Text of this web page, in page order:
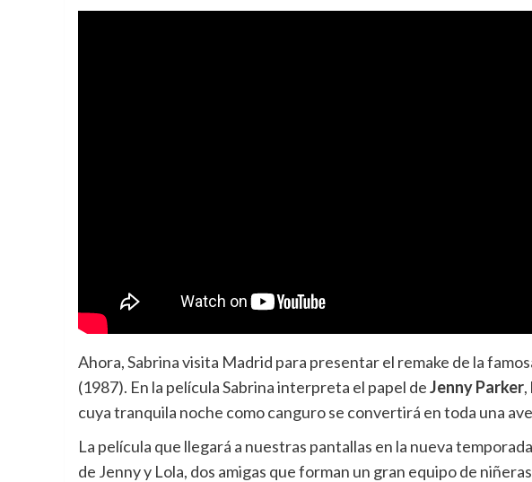
Ahora, Sabrina visita Madrid para presentar el remake de la
(1987). En la película Sabrina interpreta el papel deJenny Parker
cuya tranquila noche como canguro se convertirá en toda una
La película que llegará a nuestras pantallas en la nueva
de Jenny y Lola, dos amigas que forman un gran equipo de